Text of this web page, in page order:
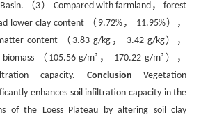
（3） Compared with farmland， forest
lower clay content （9.72%， 11.95%），
content （3.83 g/kg， 3.42 g/kg），
（105.56 g/m²， 170.22 g/m²），
capacity. Conclusion Vegetation
enhances soil infiltration capacity in the
of the Loess Plateau by altering soil clay